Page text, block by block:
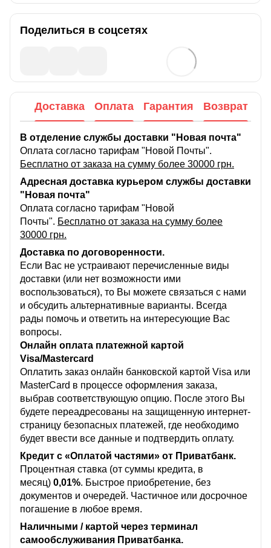
Поделиться в соцсетях
Доставка Оплата Гарантия Возврат
В отделение службы доставки "Новая почта"
Оплата согласно тарифам "Новой Почты".
Бесплатно от заказа на сумму более 30000 грн.
Адресная доставка курьером службы доставки
"Новая почта"
Оплата согласно тарифам "Новой
Почты". Бесплатно от заказа на сумму более
30000 грн.
Доставка по договоренности.
Если Вас не устраивают перечисленные виды
доставки (или нет возможности ими
воспользоваться), то Вы можете связаться с нами
и обсудить альтернативные варианты. Всегда
рады помочь и ответить на интересующие Вас
вопросы.
Онлайн оплата платежной картой
Visa/Mastercard
Оплатить заказ онлайн банковской картой Visa или
MasterCard в процессе оформления заказа,
выбрав соответствующую опцию. После этого Вы
будете переадресованы на защищенную интернет-
страницу безопасных платежей, где необходимо
будет ввести все данные и подтвердить оплату.
Кредит с «Оплатой частями» от Приватбанк.
Процентная ставка (от суммы кредита, в
месяц) 0,01%. Быстрое приобретение, без
документов и очередей. Частичное или досрочное
погашение в любое время.
Наличными / картой через терминал
самообслуживания Приватбанка.